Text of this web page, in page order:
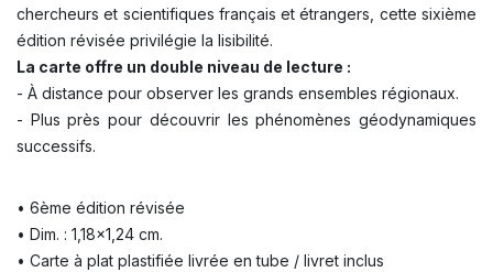
chercheurs et scientifiques français et étrangers, cette sixième
édition révisée privilégie la lisibilité.
La carte offre un double niveau de lecture :
- À distance pour observer les grands ensembles régionaux.
- Plus près pour découvrir les phénomènes géodynamiques
successifs.
• 6ème édition révisée
• Dim. : 1,18x1,24 cm.
• Carte à plat plastifiée livrée en tube / livret inclus